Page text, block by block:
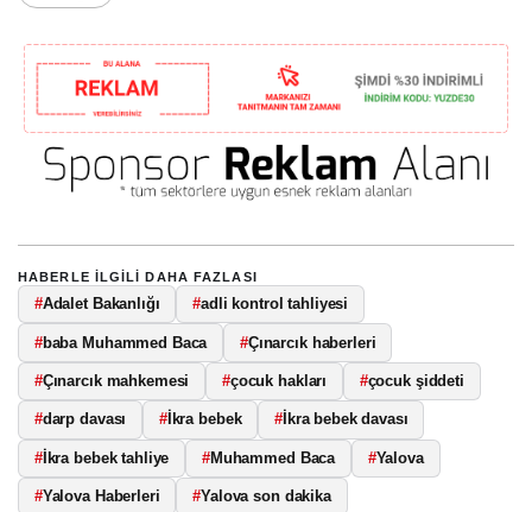
HABERLE ILGILI DAHA FAZLASI
#Adalet Bakanlığı #adli kontrol tahliyesi
#baba Muhammed Baca #Çınarcık haberleri
#Çınarcık mahkemesi #çocuk hakları #çocuk şiddeti
#darp davası #İkra bebek #İkra bebek davası
#İkra bebek tahliye #Muhammed Baca #Yalova
#Yalova Haberleri #Yalova son dakika